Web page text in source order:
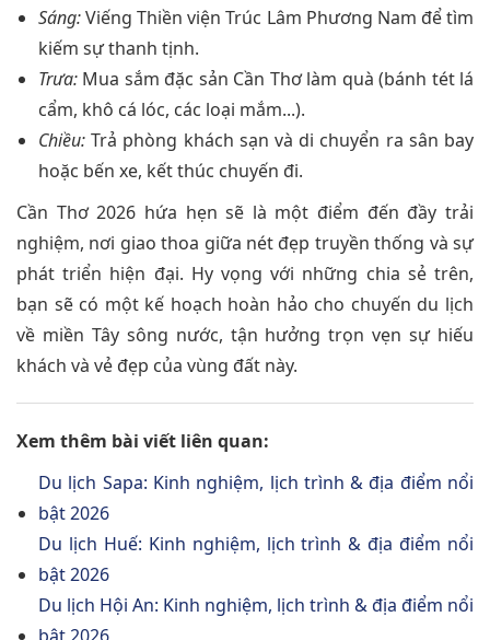
Sáng:Viếng Thiền viện Trúc Lâm Phương Nam để tìm
kiếm sự thanh tịnh.
Trưa: Mua sắm đặc sản Cần Thơ làm quà (bánh tét lá
cẩm, khô cá lóc, các loại mắm...).
Chiều: Trả phòng khách sạn và di chuyển ra sân bay
hoặc bến xe, kết thúc chuyến đi.
Cần Thơ 2026 hứa hẹn sẽ là một điểm đến đầy trải
nghiệm, nơi giao thoa giữa nét đẹp truyền thống và sự
phát triển hiện đại. Hy vọng với những chia sẻ trên,
bạn sẽ có một kế hoạch hoàn hảo cho chuyến du lịch
về miền Tây sông nước, tận hưởng trọn vẹn sự hiếu
khách và vẻ đẹp của vùng đất này.
Xem thêm bài viết liên quan:
Du lịch Sapa: Kinh nghiệm, lịch trình & địa điểm nổi
bật 2026
Du lịch Huế: Kinh nghiệm, lịch trình & địa điểm nổi
bật 2026
Du lịch Hội An: Kinh nghiệm, lịch trình & địa điểm nổi